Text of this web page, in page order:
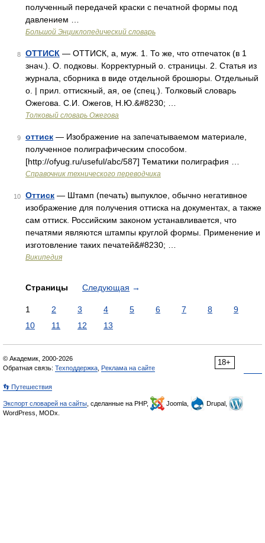
полученный передачей краски с печатной формы под
давлением …
Большой Энциклопедический словарь
8 ОТТИСК — ОТТИСК, а, муж. 1. То же, что отпечаток (в 1
знач.). О. подковы. Корректурный о. страницы. 2. Статья из
журнала, сборника в виде отдельной брошюры. Отдельный
о. | прил. оттискный, ая, ое (спец.). Толковый словарь
Ожегова. С.И. Ожегов, Н.Ю.&#8230; …
Толковый словарь Ожегова
9 оттиск — Изображение на запечатываемом материале,
полученное полиграфическим способом.
[http://ofyug.ru/useful/abc/587] Тематики полиграфия …
Справочник технического переводчика
10 Оттиск — Штамп (печать) выпуклое, обычно негативное
изображение для получения оттиска на документах, а также
сам оттиск. Российским законом устанавливается, что
печатями являются штампы круглой формы. Применение и
изготовление таких печатей&#8230; …
Википедия
Страницы Следующая →
1 2 3 4 5 6 7 8
9
10
11 12 13
18+
© Академик, 2000-2026
Обратная связь: Техподдержка Реклама на сайте
👣 Путешествия
Экспорт словарей на сайты , сделанные на PHP, Joomla,
Drupal,
WordPress, MODx.